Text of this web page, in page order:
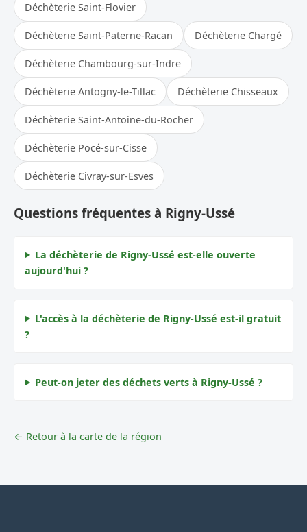
Déchèterie Saint-Flovier
Déchèterie Saint-Paterne-Racan Déchèterie Chargé
Déchèterie Chambourg-sur-Indre
Déchèterie Antogny-le-Tillac Déchèterie Chisseaux
Déchèterie Saint-Antoine-du-Rocher
Déchèterie Pocé-sur-Cisse
Déchèterie Civray-sur-Esves
Questions fréquentes à Rigny-Ussé
La déchèterie de Rigny-Ussé est-elle ouverte
aujourd'hui ?
L'accès à la déchèterie de Rigny-Ussé est-il gratuit
?
Peut-on jeter des déchets verts à Rigny-Ussé ?
← Retour à la carte de la région